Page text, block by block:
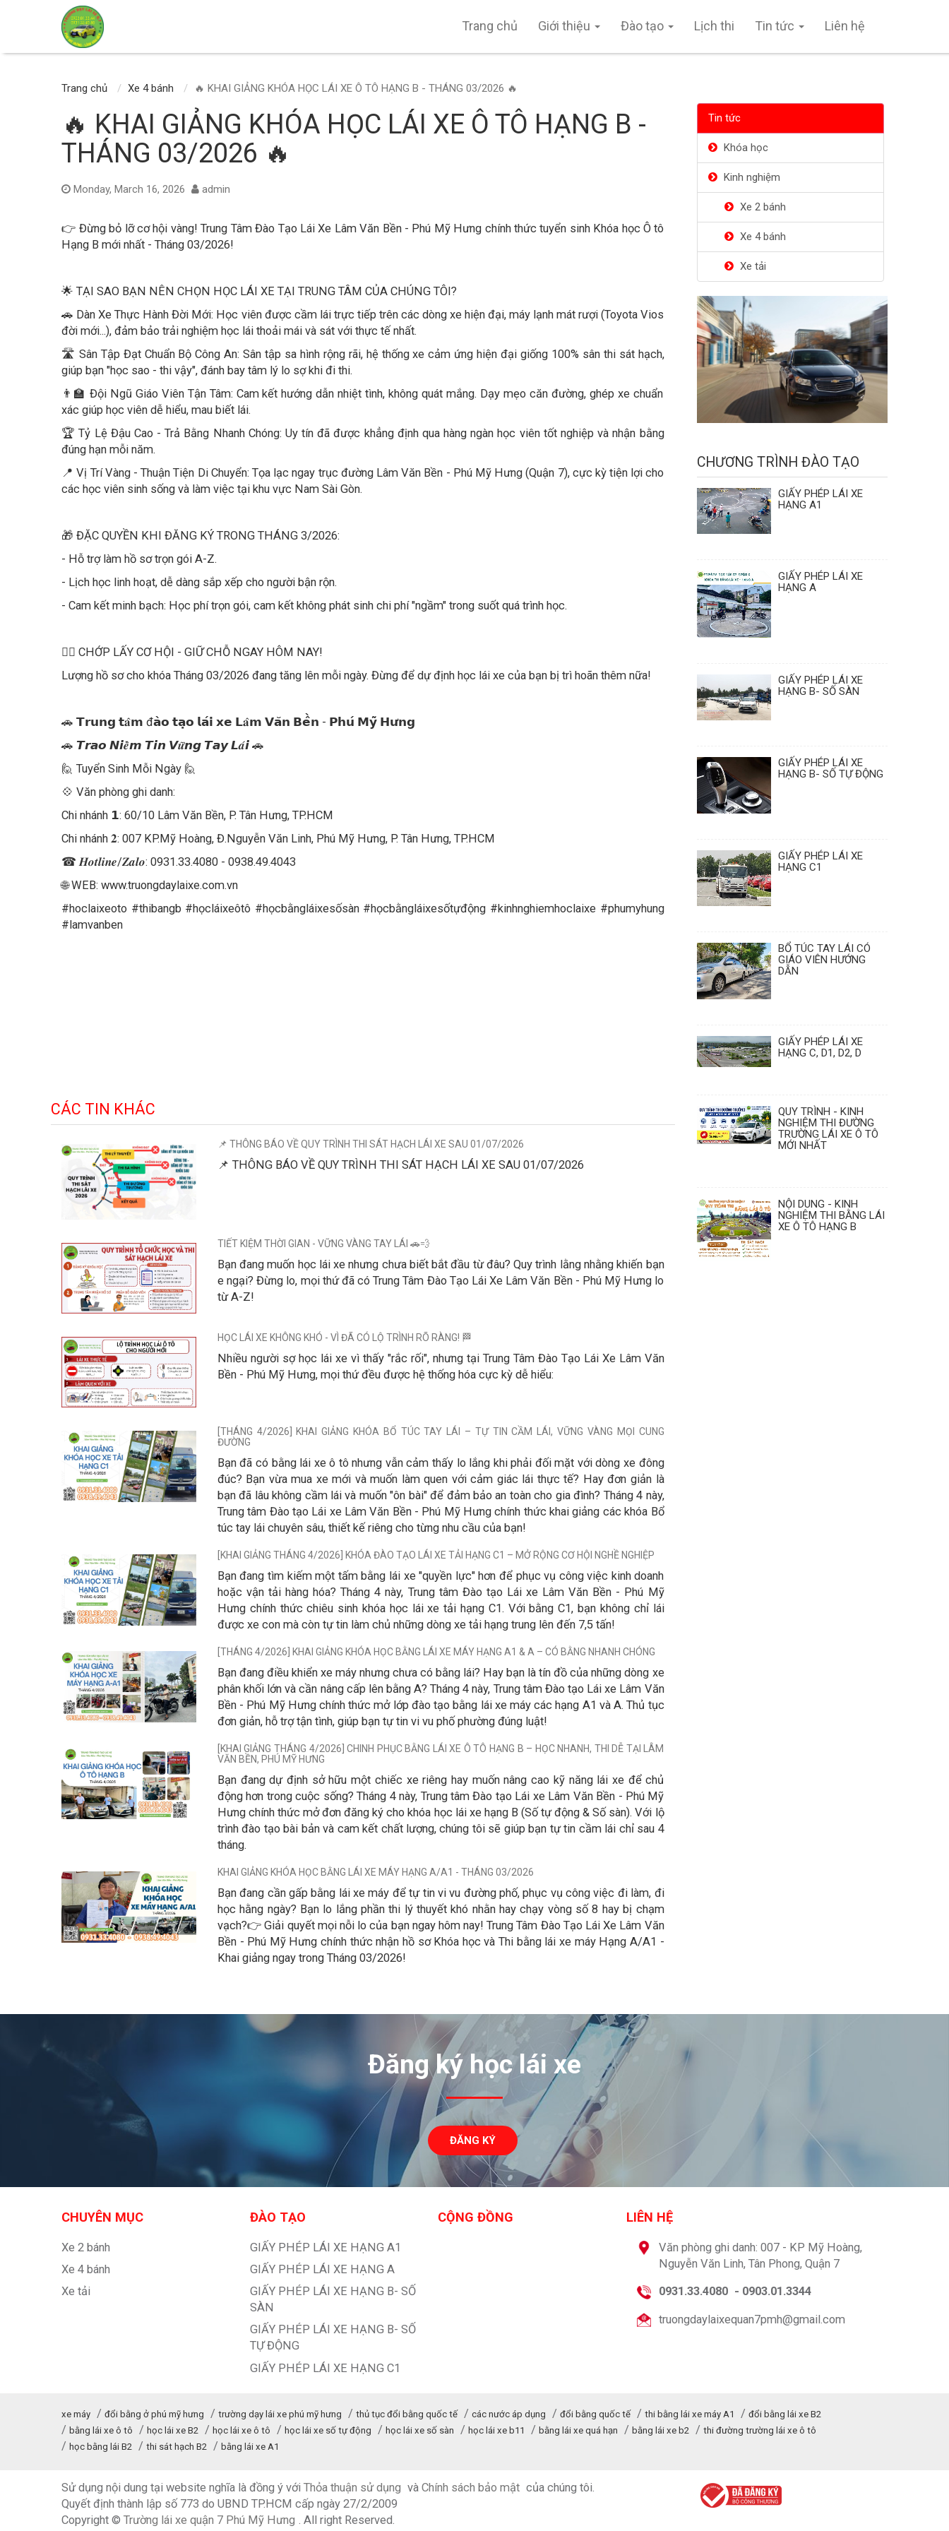
Trang chủ Giới thiệu Đào tạo Lịch thi Tin tức Liên hệ
Trang chủ Xe 4 bánh ​🔥 KHAI GIẢNG KHÓA HỌC LÁI XE Ô TÔ HẠNG B - THÁNG 03/2026 🔥
​🔥 KHAI GIẢNG KHÓA HỌC LÁI XE Ô TÔ HẠNG B -
THÁNG 03/2026 🔥
Monday, March 16, 2026 admin
👉 Đừng bỏ lỡ cơ hội vàng! Trung Tâm Đào Tạo Lái Xe Lâm Văn Bền - Phú Mỹ Hưng chính thức tuyển sinh Khóa học Ô tô
Hạng B mới nhất - Tháng 03/2026!
🌟 TẠI SAO BẠN NÊN CHỌN HỌC LÁI XE TẠI TRUNG TÂM CỦA CHÚNG TÔI?
🚗 Dàn Xe Thực Hành Đời Mới: Học viên được cầm lái trực tiếp trên các dòng xe hiện đại, máy lạnh mát rượi (Toyota Vios
đời mới...), đảm bảo trải nghiệm học lái thoải mái và sát với thực tế nhất.
🛣️ Sân Tập Đạt Chuẩn Bộ Công An: Sân tập sa hình rộng rãi, hệ thống xe cảm ứng hiện đại giống 100% sân thi sát hạch,
giúp bạn "học sao - thi vậy", đánh bay tâm lý lo sợ khi đi thi.
👨‍🏫 Đội Ngũ Giáo Viên Tận Tâm: Cam kết hướng dẫn nhiệt tình, không quát mắng. Dạy mẹo căn đường, ghép xe chuẩn
xác giúp học viên dễ hiểu, mau biết lái.
🏆 Tỷ Lệ Đậu Cao - Trả Bằng Nhanh Chóng: Uy tín đã được khẳng định qua hàng ngàn học viên tốt nghiệp và nhận bằng
đúng hạn mỗi năm.
📍 Vị Trí Vàng - Thuận Tiện Di Chuyển: Tọa lạc ngay trục đường Lâm Văn Bền - Phú Mỹ Hưng (Quận 7), cực kỳ tiện lợi cho
các học viên sinh sống và làm việc tại khu vực Nam Sài Gòn.
🎁 ĐẶC QUYỀN KHI ĐĂNG KÝ TRONG THÁNG 3/2026:
- Hỗ trợ làm hồ sơ trọn gói A-Z.
- Lịch học linh hoạt, dễ dàng sắp xếp cho người bận rộn.
- Cam kết minh bạch: Học phí trọn gói, cam kết không phát sinh chi phí "ngầm" trong suốt quá trình học.
🏃‍♂️ CHỚP LẤY CƠ HỘI - GIỮ CHỖ NGAY HÔM NAY!
Lượng hồ sơ cho khóa Tháng 03/2026 đang tăng lên mỗi ngày. Đừng để dự định học lái xe của bạn bị trì hoãn thêm nữa!
🚗 𝗧𝗿𝘂𝗻𝗴 𝘁𝐚̂𝗺 đ𝗮̀𝗼 𝘁𝗮̣𝗼 𝗹𝗮́𝗶 𝘅𝗲 𝗟𝐚̂𝗺 𝗩𝗮̆𝗻 𝗕𝗲̂̀𝗻 - 𝗣𝗵𝘂́ 𝗠𝘆̃ 𝗛𝘂̛𝗻𝗴
🚗 𝙏𝙧𝙖𝙤 𝙉𝙞𝒆̂̀𝙢 𝙏𝙞𝙣 𝙑𝒖̛̃𝙣𝙜 𝙏𝙖𝙮 𝙇𝒂́𝙞 🚗
🙋 Tuyển Sinh Mỗi Ngày 🙋
💠 Văn phòng ghi danh:
Chi nhánh 𝟭: 60/10 Lâm Văn Bền, P. Tân Hưng, TP.HCM
Chi nhánh 𝟐: 007 KP.Mỹ Hoàng, Đ.Nguyễn Văn Linh, Phú Mỹ Hưng, P. Tân Hưng, TP.HCM
☎ 𝑯𝒐𝒕𝒍𝒊𝒏𝒆/𝒁𝒂𝒍𝒐: 0931.33.4080 - 0938.49.4043
🌐 WEB: www.truongdaylaixe.com.vn
#hoclaixeoto #thibangb #họcláixeôtô #họcbằngláixesốsàn #họcbằngláixesốtựđộng #kinhnghiemhoclaixe #phumyhung
#lamvanben
CÁC TIN KHÁC
📌 THÔNG BÁO VỀ QUY TRÌNH THI SÁT HẠCH LÁI XE SAU 01/07/2026
📌 THÔNG BÁO VỀ QUY TRÌNH THI SÁT HẠCH LÁI XE SAU 01/07/2026
TIẾT KIỆM THỜI GIAN - VỮNG VÀNG TAY LÁI 🚗💨
Bạn đang muốn học lái xe nhưng chưa biết bắt đầu từ đâu? Quy trình lằng nhằng khiến bạn
e ngại? Đừng lo, mọi thứ đã có Trung Tâm Đào Tạo Lái Xe Lâm Văn Bền - Phú Mỹ Hưng lo
từ A-Z!
HỌC LÁI XE KHÔNG KHÓ - VÌ ĐÃ CÓ LỘ TRÌNH RÕ RÀNG! 🏁
Nhiều người sợ học lái xe vì thấy "rắc rối", nhưng tại Trung Tâm Đào Tạo Lái Xe Lâm Văn
Bền - Phú Mỹ Hưng, mọi thứ đều được hệ thống hóa cực kỳ dễ hiểu:
[THÁNG 4/2026] KHAI GIẢNG KHÓA BỔ TÚC TAY LÁI – TỰ TIN CẦM LÁI, VỮNG VÀNG MỌI CUNG
ĐƯỜNG
Bạn đã có bằng lái xe ô tô nhưng vẫn cảm thấy lo lắng khi phải đối mặt với dòng xe đông
đúc? Bạn vừa mua xe mới và muốn làm quen với cảm giác lái thực tế? Hay đơn giản là
bạn đã lâu không cầm lái và muốn "ôn bài" để đảm bảo an toàn cho gia đình? Tháng 4 này,
Trung tâm Đào tạo Lái xe Lâm Văn Bền - Phú Mỹ Hưng chính thức khai giảng các khóa Bổ
túc tay lái chuyên sâu, thiết kế riêng cho từng nhu cầu của bạn!
[KHAI GIẢNG THÁNG 4/2026] KHÓA ĐÀO TẠO LÁI XE TẢI HẠNG C1 – MỞ RỘNG CƠ HỘI NGHỀ NGHIỆP
Bạn đang tìm kiếm một tấm bằng lái xe "quyền lực" hơn để phục vụ công việc kinh doanh
hoặc vận tải hàng hóa? Tháng 4 này, Trung tâm Đào tạo Lái xe Lâm Văn Bền - Phú Mỹ
Hưng chính thức chiêu sinh khóa học lái xe tải hạng C1. Với bằng C1, bạn không chỉ lái
được xe con mà còn tự tin làm chủ những dòng xe tải hạng trung lên đến 7,5 tấn!
[THÁNG 4/2026] KHAI GIẢNG KHÓA HỌC BẰNG LÁI XE MÁY HẠNG A1 & A – CÓ BẰNG NHANH CHÓNG
Bạn đang điều khiển xe máy nhưng chưa có bằng lái? Hay bạn là tín đồ của những dòng xe
phân khối lớn và cần nâng cấp lên bằng A? Tháng 4 này, Trung tâm Đào tạo Lái xe Lâm Văn
Bền - Phú Mỹ Hưng chính thức mở lớp đào tạo bằng lái xe máy các hạng A1 và A. Thủ tục
đơn giản, hỗ trợ tận tình, giúp bạn tự tin vi vu phố phường đúng luật!
[KHAI GIẢNG THÁNG 4/2026] CHINH PHỤC BẰNG LÁI XE Ô TÔ HẠNG B – HỌC NHANH, THI DỄ TẠI LÂM
VĂN BỀN, PHÚ MỸ HƯNG
Bạn đang dự định sở hữu một chiếc xe riêng hay muốn nâng cao kỹ năng lái xe để chủ
động hơn trong cuộc sống? Tháng 4 này, Trung tâm Đào tạo Lái xe Lâm Văn Bền - Phú Mỹ
Hưng chính thức mở đơn đăng ký cho khóa học lái xe hạng B (Số tự động & Số sàn). Với lộ
trình đào tạo bài bản và cam kết chất lượng, chúng tôi sẽ giúp bạn tự tin cầm lái chỉ sau 4
tháng.
KHAI GIẢNG KHÓA HỌC BẰNG LÁI XE MÁY HẠNG A/A1 - THÁNG 03/2026
​Bạn đang cần gấp bằng lái xe máy để tự tin vi vu đường phố, phục vụ công việc đi làm, đi
học hằng ngày? Bạn lo lắng phần thi lý thuyết khó nhằn hay chạy vòng số 8 hay bị chạm
vạch? ​👉 Giải quyết mọi nỗi lo của bạn ngay hôm nay! Trung Tâm Đào Tạo Lái Xe Lâm Văn
Bền - Phú Mỹ Hưng chính thức nhận hồ sơ Khóa học và Thi bằng lái xe máy Hạng A/A1 -
Khai giảng ngay trong Tháng 03/2026!
Tin tức
Khóa học
Kinh nghiệm
Xe 2 bánh
Xe 4 bánh
Xe tải
CHƯƠNG TRÌNH ĐÀO TẠO
GIẤY PHÉP LÁI XE
HẠNG A1
GIẤY PHÉP LÁI XE
HẠNG A
GIẤY PHÉP LÁI XE
HẠNG B- SỐ SÀN
GIẤY PHÉP LÁI XE
HẠNG B- SỐ TỰ ĐỘNG
GIẤY PHÉP LÁI XE
HẠNG C1
BỔ TÚC TAY LÁI CÓ
GIÁO VIÊN HƯỚNG
DẪN
GIẤY PHÉP LÁI XE
HẠNG C, D1, D2, D
QUY TRÌNH - KINH
NGHIỆM THI ĐƯỜNG
TRƯỜNG LÁI XE Ô TÔ
MỚI NHẤT
NỘI DUNG - KINH
NGHIỆM THI BẰNG LÁI
XE Ô TÔ HẠNG B
Đăng ký học lái xe
ĐĂNG KÝ
CHUYÊN MỤC
Xe 2 bánh
Xe 4 bánh
Xe tải
ĐÀO TẠO
GIẤY PHÉP LÁI XE HẠNG A1
GIẤY PHÉP LÁI XE HẠNG A
GIẤY PHÉP LÁI XE HẠNG B- SỐ
SÀN
GIẤY PHÉP LÁI XE HẠNG B- SỐ
TỰ ĐỘNG
GIẤY PHÉP LÁI XE HẠNG C1
CỘNG ĐỒNG LIÊN HỆ
Văn phòng ghi danh: 007 - KP Mỹ Hoàng,
Nguyễn Văn Linh, Tân Phong, Quận 7
0931.33.4080 - 0903.01.3344
truongdaylaixequan7pmh@gmail.com
xe máy đổi bằng ở phú mỹ hưng trường dạy lái xe phú mỹ hưng thủ tục đổi bằng quốc tế các nước áp dụng đổi bằng quốc tế thi bằng lái xe máy A1
đổi bằng lái xe B2
bằng lái xe ô tô
học lái xe B2 học lái xe ô tô học lái xe số tự động học lái xe số sàn học lái xe b11 bằng lái xe quá hạn bằng lái xe b2
thi đường trường lái xe ô tô
học bằng lái B2
thi sát hạch B2 bằng lái xe A1
Sử dụng nội dung tại website nghĩa là đồng ý với Thỏa thuận sử dụng và Chính sách bảo mật của chúng tôi.
Quyết định thành lập số 773 do UBND TP.HCM cấp ngày 27/2/2009
Copyright © Trường lái xe quận 7 Phú Mỹ Hưng . All right Reserved.